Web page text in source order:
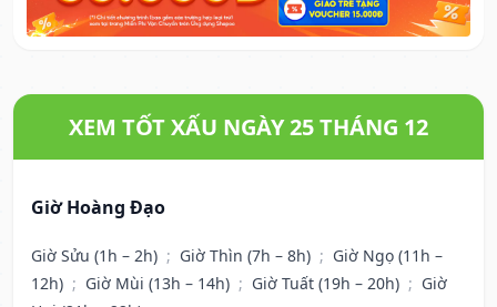
XEM TỐT XẤU NGÀY 25 THÁNG 12
Giờ Hoàng Đạo
Giờ Sửu (1h – 2h) ; Giờ Thìn (7h – 8h) ; Giờ Ngọ (11h –
12h) ; Giờ Mùi (13h – 14h) ; Giờ Tuất (19h – 20h) ; Giờ